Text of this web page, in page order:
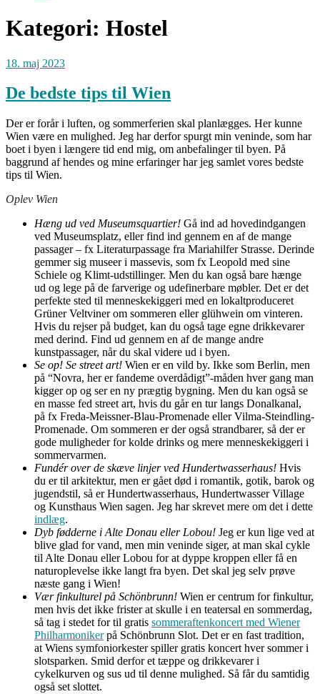
Kategori: Hostel
18. maj 2023
De bedste tips til Wien
Der er forår i luften, og sommerferien skal planlægges. Her kunne
Wien være en mulighed. Jeg har derfor spurgt min veninde, som har
boet i byen i længere tid end mig, om anbefalinger til byen. På
baggrund af hendes og mine erfaringer har jeg samlet vores bedste
tips til Wien.
Oplev Wien
Hæng ud ved Museumsquartier! Gå ind ad hovedindgangen
ved Museumsplatz, eller find ind gennem en af de mange
passager – fx Literaturpassage fra Mariahilfer Strasse. Derinde
gemmer sig museer i massevis, som fx Leopold med sine
Schiele og Klimt-udstillinger. Men du kan også bare hænge
ud og lege på de farverige og udefinerbare møbler. Det er det
perfekte sted til menneskekiggeri med en lokaltproduceret
Grüner Veltviner om sommeren eller glühwein om vinteren.
Hvis du rejser på budget, kan du også tage egne drikkevarer
med derind. Find ud gennem en af de mange andre
kunstpassager, når du skal videre ud i byen.
Se op! Se street art! Wien er en vild by. Ikke som Berlin, men
på “Novra, her er fandeme overdådigt”-måden hver gang man
kigger op og ser en ny prægtig bygning. Men du kan også se
en masse fed street art, hvis du går en tur langs Donalkanal,
på fx Freda-Meissner-Blau-Promenade eller Vilma-Steindling-
Promenade. Om sommeren er der også strandbarer, så der er
gode muligheder for kolde drinks og mere menneskekiggeri i
sommervarmen.
Fundér over de skæve linjer ved Hundertwasserhaus! Hvis
du er til arkitektur, men er gået død i romantik, gotik, barok og
jugendstil, så er Hundertwasserhaus, Hundertwasser Village
og Kunsthaus Wien sagen. Jeg har skrevet mere om det i dette
indlæg.
Dyb fødderne i Alte Donau eller Lobou! Jeg er kun lige ved at
blive glad for vand, men min veninde siger, at man skal cykle
til Alte Donau eller Lobou for at dyppe kroppen eller få en
naturoplevelse ikke langt fra byen. Det skal jeg selv prøve
næste gang i Wien!
Vær finkulturel på Schönbrunn! Wien er centrum for finkultur,
men hvis det ikke frister at skulle i en teatersal en sommerdag,
så tag i stedet for til gratis sommeraftenkoncert med Wiener
Philharmonikerpå Schönbrunn Slot. Det er en fast tradition,
at Wiens symfoniorkester spiller gratis koncert hver sommer i
slotsparken. Smid derfor et tæppe og drikkevarer i
cykelkurven og sus ud til denne mulighed. Så får du samtidig
også set slottet.